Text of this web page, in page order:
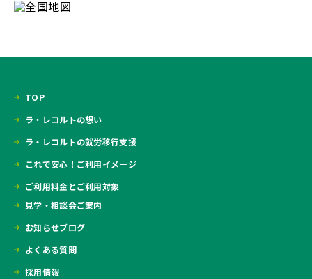
TOP
ラ・レコルトの想い
ラ・レコルトの就労移行支援
これで安心！ご利用イメージ
ご利用料金とご利用対象
見学・相談会ご案内
お知らせブログ
よくある質問
採用情報